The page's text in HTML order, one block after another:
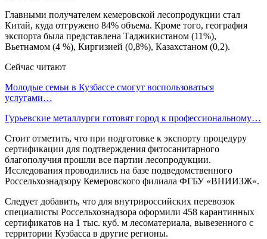
Главными получателем кемеровской лесопродукции стал
Китай, куда отгружено 84% объема. Кроме того, география
экспорта была представлена Таджикистаном (11%),
Вьетнамом (4 %), Киргизией (0,8%), Казахстаном (0,2).
Сейчас читают
Молодые семьи в Кузбассе смогут воспользоваться
услугами…
Гурьевские металлурги готовят город к профессиональному…
Стоит отметить, что при подготовке к экспорту процедуру
сертификации для подтверждения фитосанитарного
благополучия прошли все партии лесопродукции.
Исследования проводились на базе подведомственного
Россельхознадзору Кемеровского филиала ФГБУ «ВНИИЗЖ».
Следует добавить, что для внутрироссийских перевозок
специалисты Россельхознадзора оформили 458 карантинных
сертификатов на 1 тыс. куб. м лесоматериала, вывезенного с
территории Кузбасса в другие регионы.